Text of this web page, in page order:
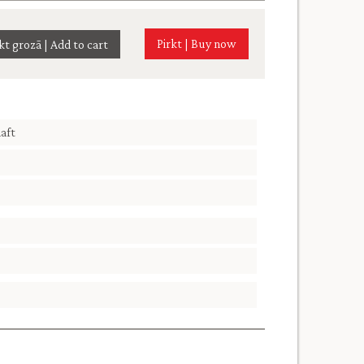
Pirkt | Buy now